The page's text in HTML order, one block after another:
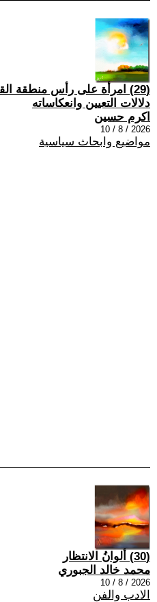
(29) امرأة على رأس منطقة
دلالات التعيين وانعكاساته
اكرم حسين
2026 / 8 / 10
مواضيع وابحاث سياسية
(30) ألوانُ الانتظار
محمد خالد الجبوري
2026 / 8 / 10
الادب والفن